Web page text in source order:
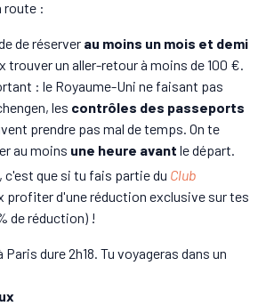
route :
de réserver au moins un mois et demi
trouver un aller-retour à moins de 100 €.
: le Royaume-Uni ne faisant pas
les contrôles des passeports
prendre pas mal de temps. On te
au moins une heure avant le départ.
c'est que si tu fais partie du Club
profiter d'une réduction exclusive sur tes
de réduction) !
dure 2h18. Tu voyageras dans un